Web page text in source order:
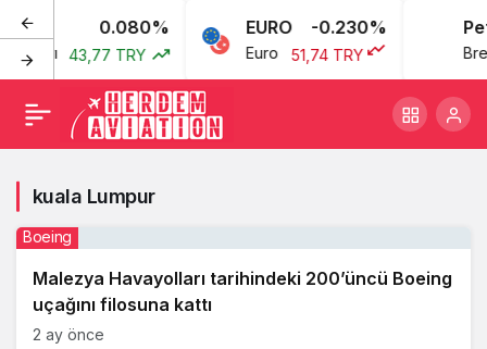
0.080%
43,77 TRY
EURO -0.230%
Euro 51,74 TRY
kuala Lumpur
Malezya Havayolları tarihindeki 200’üncü Boeing
uçağını filosuna kattı
Boeing
2 ay önce